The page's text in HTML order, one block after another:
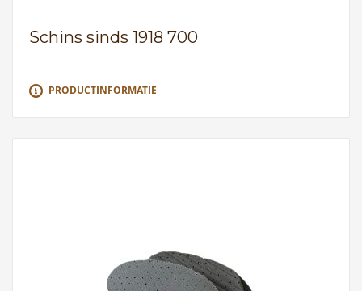
Schins sinds 1918 700
PRODUCTINFORMATIE